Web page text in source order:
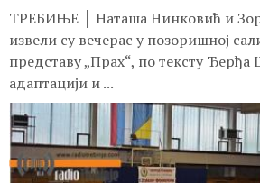
ТРЕБИЊЕ │ Наташа Нинковић и
извели су вечерас у позоришној
представу „Прах“, по тексту Ђерђа
адаптацији и ...